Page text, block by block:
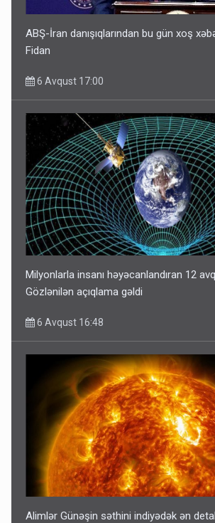
ABŞ-İran danışıqlarından bu gün xoş
Fidan
6 Avqust 17:00
Milyonlarla insanı həyəcanlandıran 12
Gözlənilən açıqlama gəldi
6 Avqust 16:48
Alimlər Günəşin səthini indiyədək ən